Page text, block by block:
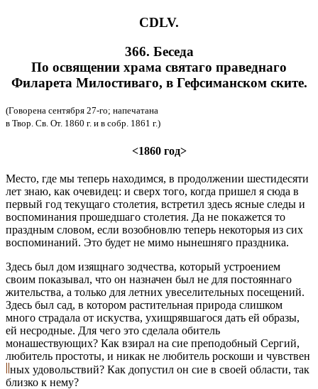
CDLV.
366. Беседа
По освящении храма святаго праведнаго
Филарета Милостиваго, в Гефсиманском ските.
(Говорена сентября 27-го; напечатана
в Твор. Св. От. 1860 г. и в собр. 1861 г.)
<1860 год>
Место, где мы теперь находимся, в продолжении шестидесяти
лет знаю, как очевидец: и сверх того, когда пришел я сюда в
первый год текущаго столетия, встретил здесь ясные следы и
воспоминания прошедшаго столетия. Да не покажется то
праздным словом, если возобновлю теперь некоторыя из сих
воспоминаний. Это будет не мимо нынешняго праздника.
Здесь был дом изящнаго зодчества, который устроением
своим показывал, что он назначен был не для постояннаго
жительства, а только для летних увеселительных посещений.
Здесь был сад, в котором растительная природа слишком
много страдала от искуства, ухищрявшагося дать ей образы,
ей несродные. Для чего это сделала обитель
монашествующих? Как взирал на сие преподобный Сергий,
любитель простоты, и никак не любитель роскоши и чувствен
ных удовольствий? Как допустил он сие в своей области, так
близко к нему?